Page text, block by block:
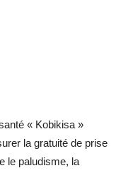
« Kobikisa »
la gratuité de prise
le paludisme, la